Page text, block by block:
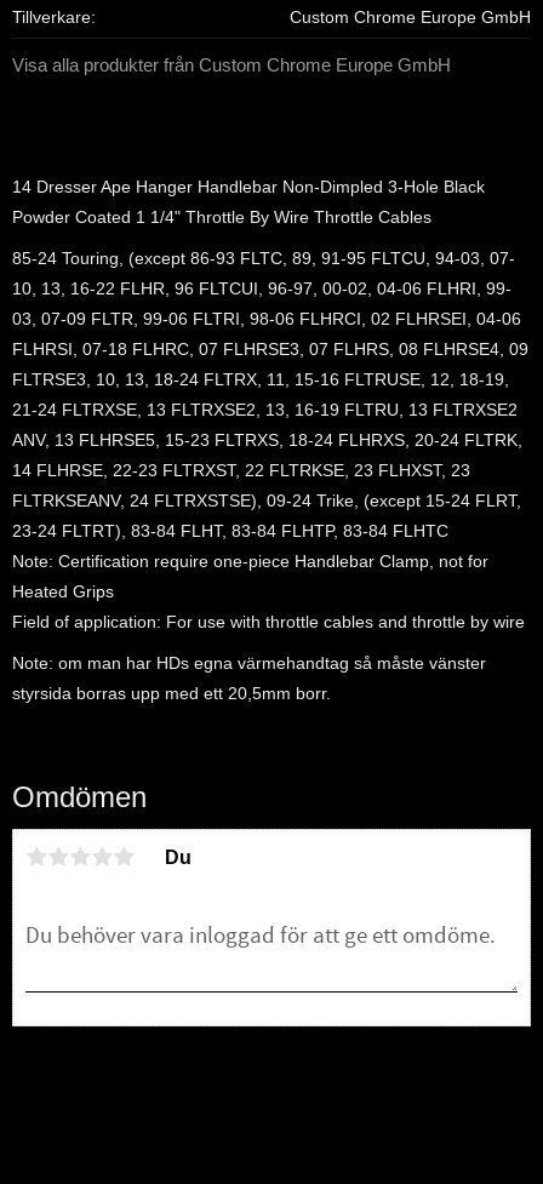
Tillverkare Custom Chrome Europe GmbH
Visa alla produkter från Custom Chrome Europe GmbH
14 Dresser Ape Hanger Handlebar Non-Dimpled 3-Hole Black
Powder Coated 1 1/4" Throttle By Wire Throttle Cables
85-24 Touring, (except 86-93 FLTC, 89, 91-95 FLTCU, 94-03, 07-
10, 13, 16-22 FLHR, 96 FLTCUI, 96-97, 00-02, 04-06 FLHRI, 99-
03, 07-09 FLTR, 99-06 FLTRI, 98-06 FLHRCI, 02 FLHRSEI, 04-06
FLHRSI, 07-18 FLHRC, 07 FLHRSE3, 07 FLHRS, 08 FLHRSE4, 09
FLTRSE3, 10, 13, 18-24 FLTRX, 11, 15-16 FLTRUSE, 12, 18-19,
21-24 FLTRXSE, 13 FLTRXSE2, 13, 16-19 FLTRU, 13 FLTRXSE2
ANV, 13 FLHRSE5, 15-23 FLTRXS, 18-24 FLHRXS, 20-24 FLTRK,
14 FLHRSE, 22-23 FLTRXST, 22 FLTRKSE, 23 FLHXST, 23
FLTRKSEANV, 24 FLTRXSTSE), 09-24 Trike, (except 15-24 FLRT,
23-24 FLTRT), 83-84 FLHT, 83-84 FLHTP, 83-84 FLHTC
Note: Certification require one-piece Handlebar Clamp, not for
Heated Grips
Field of application: For use with throttle cables and throttle by wire
Note: om man har HDs egna värmehandtag så måste vänster
styrsida borras upp med ett 20,5mm borr.
Omdömen
Du